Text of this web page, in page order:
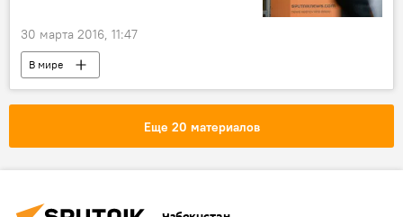
30 марта 2016, 11:47
В мире
Еще 20 материалов